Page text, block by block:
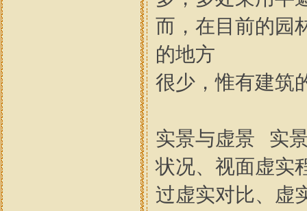
而，在目前的园
的地方
很少，惟有建筑
实景与虚景 实
状况、视面虚实
过虚实对比、虚